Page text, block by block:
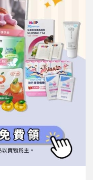
附設幼兒園
小袋鼠幼師網